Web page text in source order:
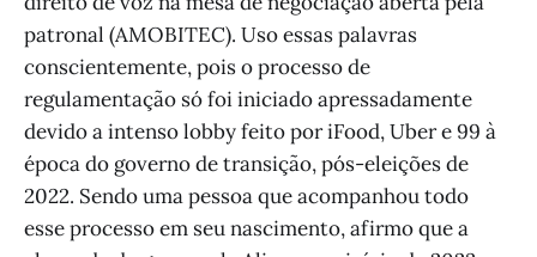
patronal (AMOBITEC). Uso essas palavras
conscientemente, pois o processo de
regulamentação só foi iniciado apressadamente
devido a intenso lobby feito por iFood, Uber e 99 à
época do governo de transição, pós-eleições de
2022. Sendo uma pessoa que acompanhou todo
esse processo em seu nascimento, afirmo que a